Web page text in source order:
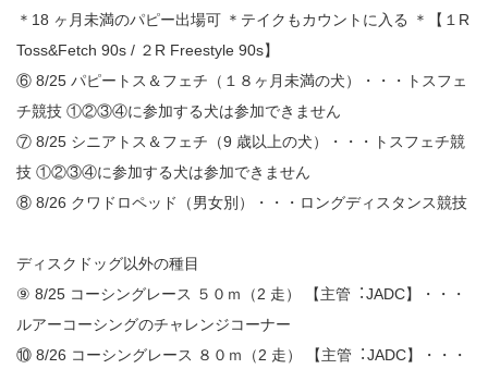
＊18 ヶ月未満のパピー出場可 ＊テイクもカウントに入る ＊【１R
Toss&Fetch 90s / ２R Freestyle 90s】
⑥ 8/25 パピートス＆フェチ（１８ヶ月未満の犬）・・・トスフェ
チ競技 ①②③④に参加する犬は参加できません
⑦ 8/25 シニアトス＆フェチ（9 歳以上の犬）・・・トスフェチ競
技 ①②③④に参加する犬は参加できません
⑧ 8/26 クワドロペッド（男⼥別）・・・ロングディスタンス競技
ディスクドッグ以外の種目
⑨ 8/25 コーシングレース ５０ｍ（2 走） 【主管︓JADC】・・・
ルアーコーシングのチャレンジコーナー
⑩ 8/26 コーシングレース ８０ｍ（2 走） 【主管︓JADC】・・・